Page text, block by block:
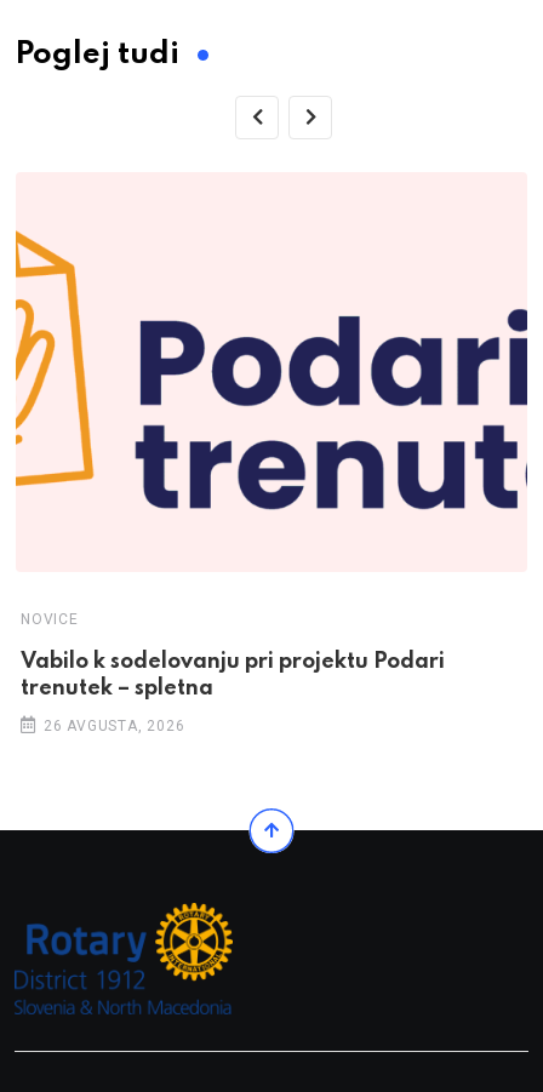
Poglej tudi
NOVICE
Vabilo k sodelovanju pri projektu Podari
trenutek – spletna
26 AVGUSTA, 2026